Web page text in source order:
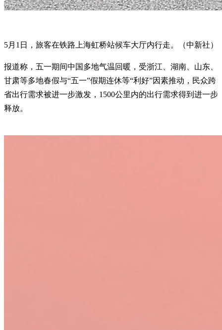
5月1日，旅客在铁路上海虹桥站候车大厅内行走。（中新社）
报道称，五一期间中国多地气温回暖，受浙江、湖南、山东、
甘肃等多地春假与“五一”假期连休等“利好”因素推动，民众跨
省出行需求被进一步激发，1500公里内的出行需求得到进一步
释放。